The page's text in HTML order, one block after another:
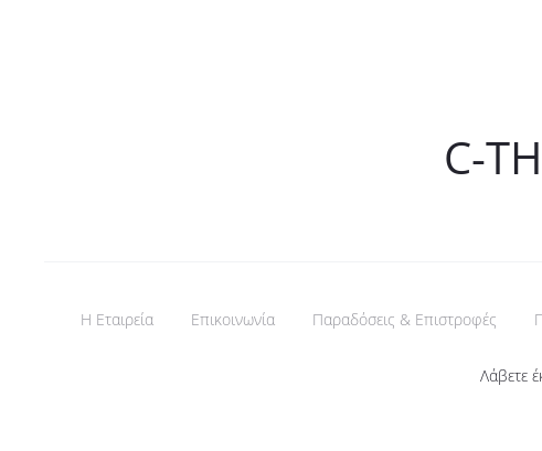
C-
Η Εταιρεία Επικοινωνία Παραδόσεις & Επιστροφές
Λάβετε